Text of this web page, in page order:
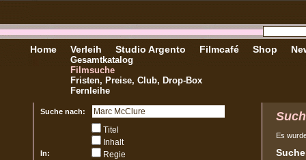
Home Verleih
Gesamtkatalog
Filmsuche
Fristen, Preise, Club, Drop-Box
Fernleihe
Studio Argento Filmcafé Shop
Suche nach:
In:
Titel
Inhalt
Regie
Es